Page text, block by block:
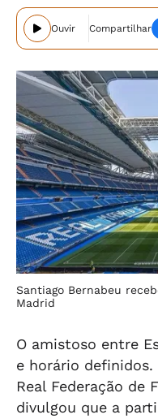
Ouvir Compartilhar
Santiago Bernabeu
Madrid
O amistoso entre
e horário definidos.
Real Federação de
divulgou que a